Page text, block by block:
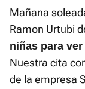
Mañana
Ramon Urtubi
niñas para
Nuestra cita
de la empresa